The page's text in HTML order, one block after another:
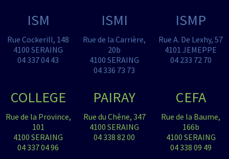
ISM
Rue Cockerill, 148
4100 SERAING
04 337 04 43
ISMI
Rue de la Carrière,
20b
4100 SERAING
04 336 73 73
ISMP
Rue A. De Lexhy, 57
4101 JEMEPPE
04 233 72 70
COLLEGE
Rue de la Province,
101
4100 SERAING
04 337 04 96
PAIRAY
Rue du Chêne, 347
4100 SERAING
04 338 82 00
CEFA
Rue de la Baume,
166b
4100 SERAING
04 338 09 49